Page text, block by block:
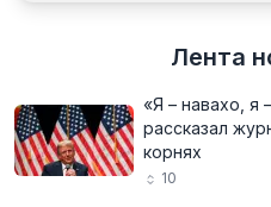
Лента
«Я – навахо, я
рассказал
корнях
10